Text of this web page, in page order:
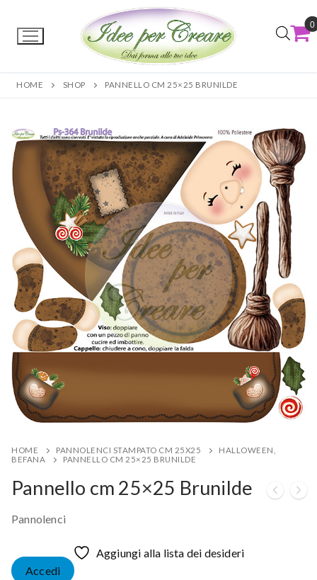
0
HOME SHOP PANNELLO CM 25×25 BRUNILDE
HOME PANNOLENCI STAMPATO CM 25X25
HALLOWEEN,
BEFANA
PANNELLO CM 25×25 BRUNILDE
Pannello cm 25×25 Brunilde
Pannolenci
Aggiungi alla lista dei desideri
Accedi